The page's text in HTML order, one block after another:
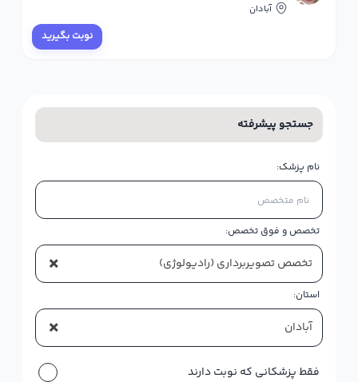
آبادان
نوبت بگیرید
جستجو پیشرفته
نام پزشک:
تخصص و فوق تخصص:
× تخصص تصویربرداری (رادیولوژی)
استان:
× آبادان
فقط پزشکانی که نوبت دارند